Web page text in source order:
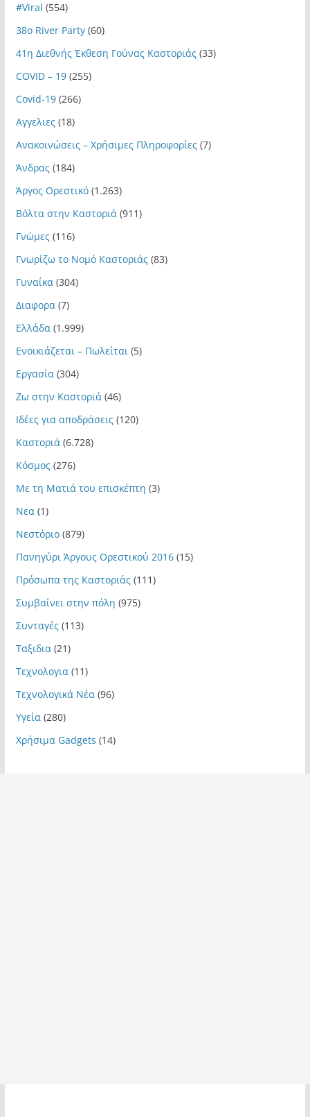
#Viral (554)
38ο River Party(60)
41η Διεθνής Έκθεση Γούνας Καστοριάς(33)
COVID – 19(255)
Covid-19(266)
Αγγελιες(18)
Ανακοινώσεις – Χρήσιμες Πληροφορίες(7)
Άνδρας(184)
Άργος Ορεστικό(1.263)
Βόλτα στην Καστοριά(911)
Γνώμες(116)
Γνωρίζω το Νομό Καστοριάς(83)
Γυναίκα(304)
Διαφορα(7)
Ελλάδα(1.999)
Ενοικιάζεται – Πωλείται(5)
Εργασία(304)
Ζω στην Καστοριά(46)
Ιδέες για αποδράσεις(120)
Καστοριά(6.728)
Κόσμος(276)
Με τη Ματιά του επισκέπτη (3)
Νεα(1)
Νεστόριο(879)
Πανηγύρι Άργους Ορεστικού 2016(15)
Πρόσωπα της Καστοριάς(111)
Συμβαίνει στην πόλη (975)
Συνταγές(113)
Ταξιδια(21)
Τεχνολογια(11)
Τεχνολογικά Νέα(96)
Υγεία(280)
Χρήσιμα Gadgets (14)